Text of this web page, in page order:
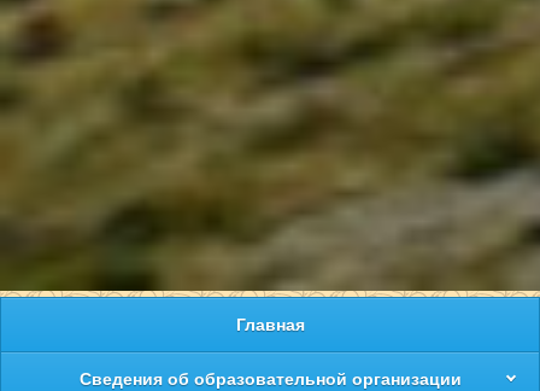
Главная
Сведения об образовательной организации